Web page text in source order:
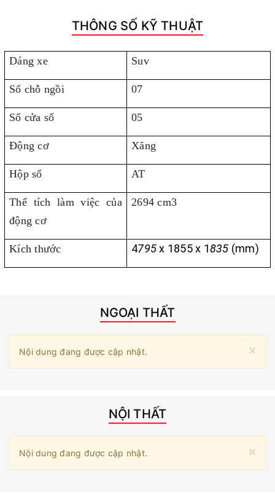
THÔNG SỐ KỸ THUẬT
Dáng xe Suv
Số chỗ ngồi 07
Số cửa sổ 05
Động cơ Xăng
Hộp số AT
Thể tích làm việc của
động cơ
2694 cm3
Kích thước 4795x 1855x 1835 (mm)
NGOẠI THẤT
×
Nội dung đang được cập nhật.
NỘI THẤT
×
Nội dung đang được cập nhật.